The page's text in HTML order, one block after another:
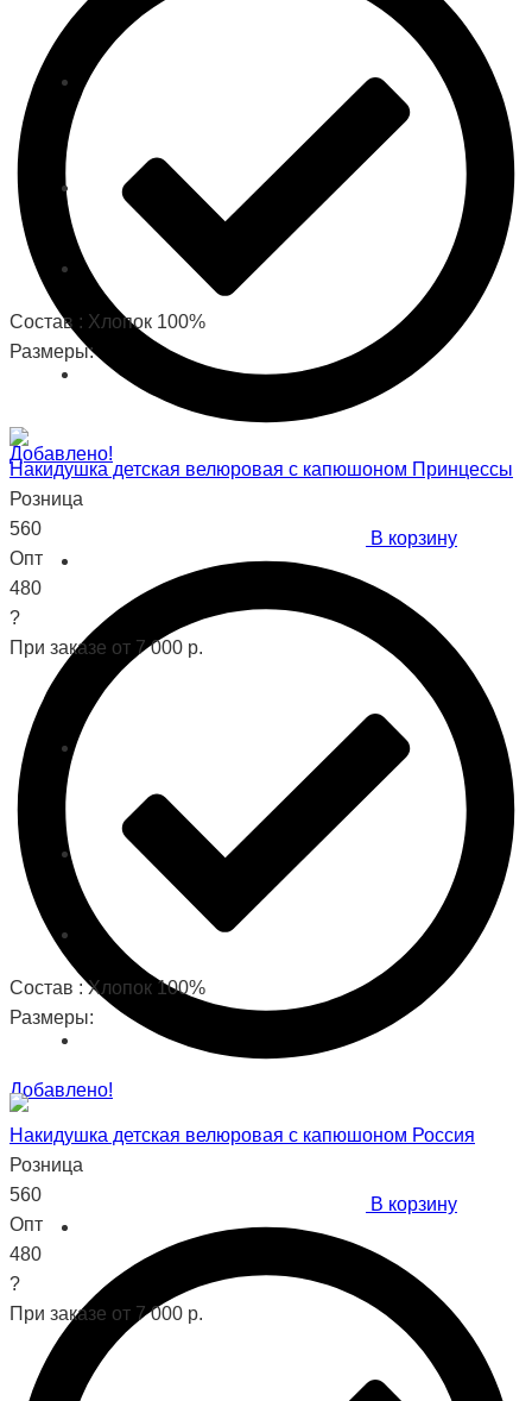
Добавлено!
Состав : Хлопок 100%
Размеры:
В корзину
Добавлено!
Состав : Хлопок 100%
Размеры:
В корзину
Накидушка детская велюровая с капюшоном Принцессы
Розница
560
Опт
480
?
При заказе от 7 000 р.
Накидушка детская велюровая с капюшоном Россия
Розница
560
Опт
480
?
При заказе от 7 000 р.